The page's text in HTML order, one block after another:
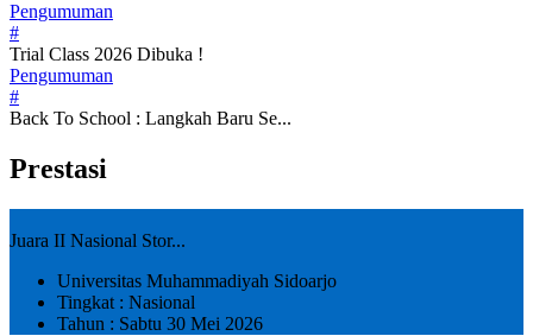
Pengumuman
#
Trial Class 2026 Dibuka !
Pengumuman
#
Back To School : Langkah Baru Se...
Prestasi
Juara II Nasional Stor...
Universitas Muhammadiyah Sidoarjo
Tingkat : Nasional
Tahun : Sabtu 30 Mei 2026